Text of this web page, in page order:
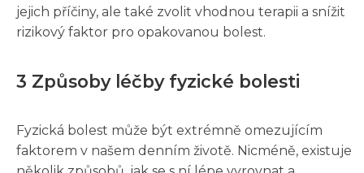
jejich příčiny, ale také zvolit vhodnou terapii a snížit
rizikový faktor pro opakovanou bolest.
3 Způsoby léčby fyzické bolesti
Fyzická bolest může být extrémně omezujícím
faktorem v našem denním životě. Nicméně, existuje